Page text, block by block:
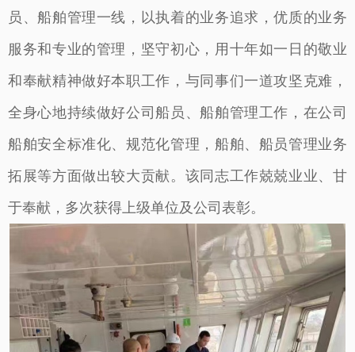
员、船舶管理一线，以执着的业务追求，优质的业务
服务和专业的管理，坚守初心，用十年如一日的敬业
和奉献精神做好本职工作，与同事们一道攻坚克难，
全身心地持续做好公司船员、船舶管理工作，在公司
船舶安全标准化、规范化管理，船舶、船员管理业务
拓展等方面做出较大贡献。该同志工作兢兢业业、甘
于奉献，多次获得上级单位及公司表彰。